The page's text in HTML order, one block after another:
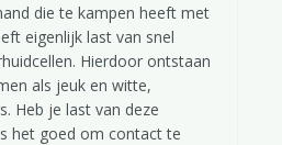
die te kampen heeft met
eigenlijk last van snel
Hierdoor ontstaan
als jeuk en witte,
Heb je last van deze
het goed om contact te